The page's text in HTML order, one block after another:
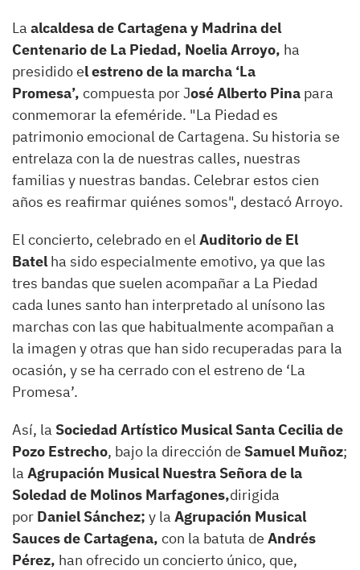
La alcaldesa de Cartagena y Madrina del
Centenario de La Piedad, Noelia Arroyo, ha
presidido el estreno de la marcha ‘La
Promesa’, compuesta por José Alberto Pina para
conmemorar la efeméride. "La Piedad es
patrimonio emocional de Cartagena. Su historia se
entrelaza con la de nuestras calles, nuestras
familias y nuestras bandas. Celebrar estos cien
años es reafirmar quiénes somos", destacó Arroyo.
El concierto, celebrado en elAuditorio de El
Batel ha sido especialmente emotivo, ya que las
tres bandas que suelen acompañar a La Piedad
cada lunes santo han interpretado al unísono las
marchas con las que habitualmente acompañan a
la imagen y otras que han sido recuperadas para la
ocasión, y se ha cerrado con el estreno de ‘La
Promesa’.
Así, la Sociedad Artístico Musical Santa Cecilia de
Pozo Estrecho, bajo la dirección de Samuel Muñoz;
la Agrupación Musical Nuestra Señora de la
Soledad de Molinos Marfagones,dirigida
por Daniel Sánchez; y la Agrupación Musical
Sauces de Cartagena, con la batuta de Andrés
Pérez, han ofrecido un concierto único, que,